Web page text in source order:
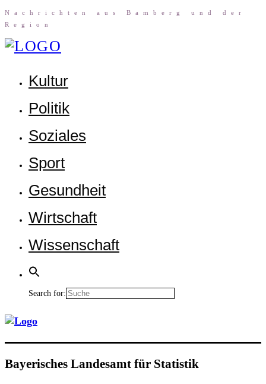
Nach­rich­ten aus Bam­berg und der
Region
Kul­tur
Poli­tik
Sozia­les
Sport
Gesund­heit
Wirt­schaft
Wis­sen­schaft
Search for:
Baye­ri­sches Lan­des­amt für Statistik